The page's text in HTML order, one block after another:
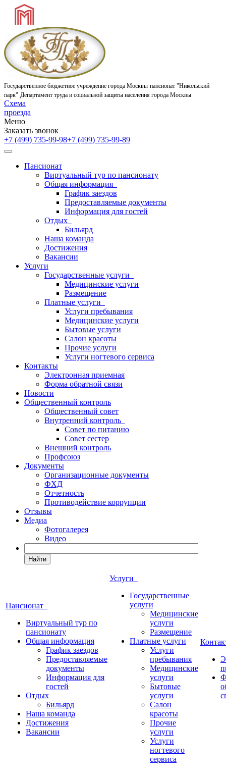
Государственное бюджетное учреждение города Москвы пансионат "Никольский
парк" Департамент труда и социальной защиты населения города Москвы
Схема
проезда
Меню
Заказать звонок
+7 (499) 735-99-98+7 (499) 735-99-89
Пансионат
Виртуальный тур по пансионату
Общая информация
График заездов
Предоставляемые документы
Информация для гостей
Отдых
Бильярд
Наша команда
Достижения
Вакансии
Услуги
Государственные услуги
Медицинские услуги
Размещение
Платные услуги
Услуги пребывания
Медицинские услуги
Бытовые услуги
Салон красоты
Прочие услуги
Услуги ногтевого сервиса
Контакты
Электронная приемная
Форма обратной связи
Новости
Общественный контроль
Общественный совет
Внутренний контроль
Совет по питанию
Совет сестер
Внешний контроль
Профсоюз
Документы
Организационные документы
ФХД
Отчетность
Противодействие коррупции
Отзывы
Медиа
Фотогалерея
Видео
Найти
Пансионат
Виртуальный тур по
пансионату
Общая информация
График заездов
Предоставляемые
документы
Информация для
гостей
Отдых
Бильярд
Наша команда
Достижения
Вакансии
Услуги
Государственные
услуги
Медицинские
услуги
Размещение
Платные услуги
Услуги
пребывания
Медицинские
услуги
Бытовые
услуги
Салон
красоты
Прочие
услуги
Услуги
ногтевого
сервиса